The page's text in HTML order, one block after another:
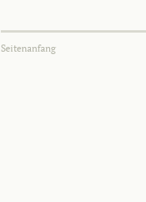
Seitenanfang